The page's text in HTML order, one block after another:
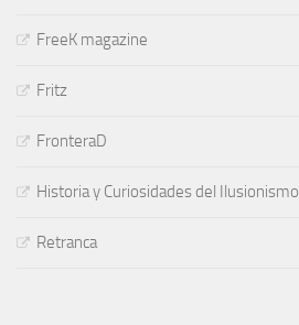
FreeK magazine
Fritz
FronteraD
Historia y Curiosidades del Ilusionismo
Retranca